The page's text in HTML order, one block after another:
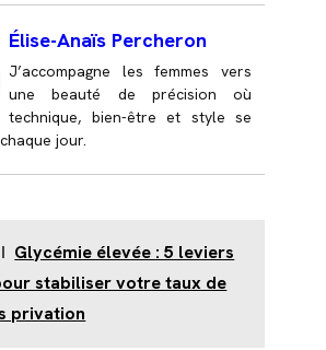
Élise-Anaïs Percheron
J’accompagne les femmes vers
une beauté de précision où
technique, bien-être et style se
jour.
Glycémie élevée : 5 leviers
stabiliser votre taux de
privation